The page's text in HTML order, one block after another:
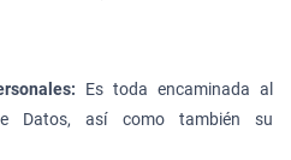
Es toda encaminada al
Datos, así como también su